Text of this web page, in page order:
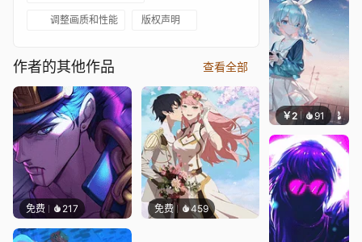
调整画质和性能 版权声明
作者的其他作品 查看全部
免费 217 免费 459
￥2 91 豆子